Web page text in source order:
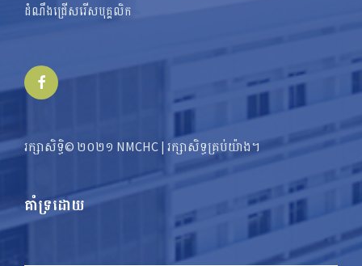
ដំណឹងជ្រើសរើសបុគ្គលិក
Facebook
រក្សាសិទ្ធិ© ២០២១ NMCHC | រក្សា​​សិទ្ធ​គ្រប់យ៉ាង។
គាំទ្រដោយ